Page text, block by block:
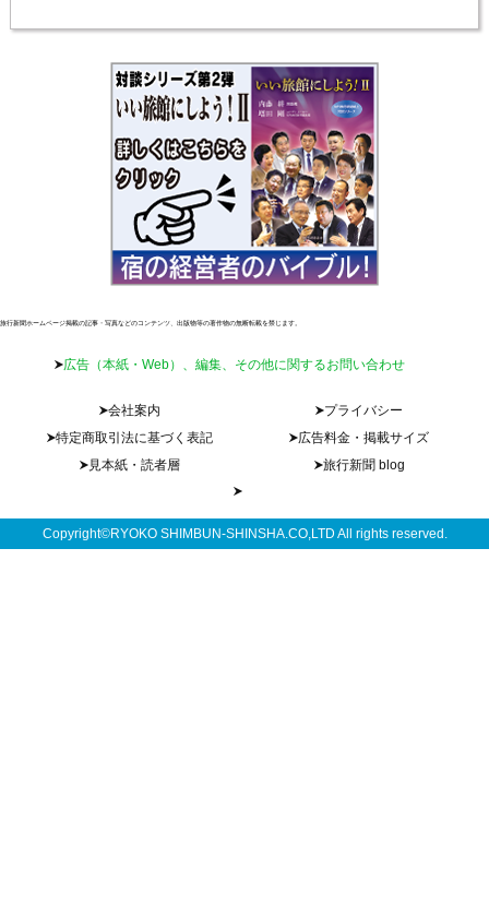
旅行新聞ホームページ掲載の記事・写真などのコンテンツ、出版物等の著作物の無断転載を禁じます。
広告（本紙・Web）、編集、その他に関するお問い合わせ
会社案内
プライバシー
特定商取引法に基づく表記
広告料金・掲載サイズ
見本紙・読者層
旅行新聞 blog
Copyright©RYOKO SHIMBUN-SHINSHA.CO,LTD All rights reserved.